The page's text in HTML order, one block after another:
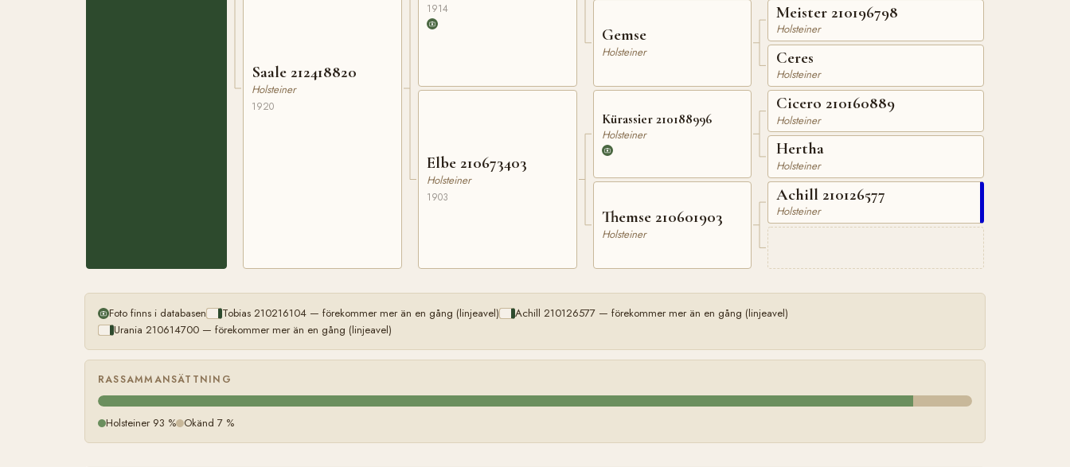
Saale 212418820
Holsteiner
1920
1914
Elbe 210673403
Holsteiner
1903
Gemse
Holsteiner
Kürassier 210188996
Holsteiner
Themse 210601903
Holsteiner
Meister 210196798
Holsteiner
Ceres
Holsteiner
Cicero 210160889
Holsteiner
Hertha
Holsteiner
Achill 210126577
Holsteiner
Foto finns i databasen Tobias 210216104 — förekommer mer än en gång (linjeavel)
Achill 210126577 — förekommer mer än en gång (linjeavel)
Urania 210614700 — förekommer mer än en gång (linjeavel)
RASSAMMANSÄTTNING
Holsteiner 93 % Okänd 7 %